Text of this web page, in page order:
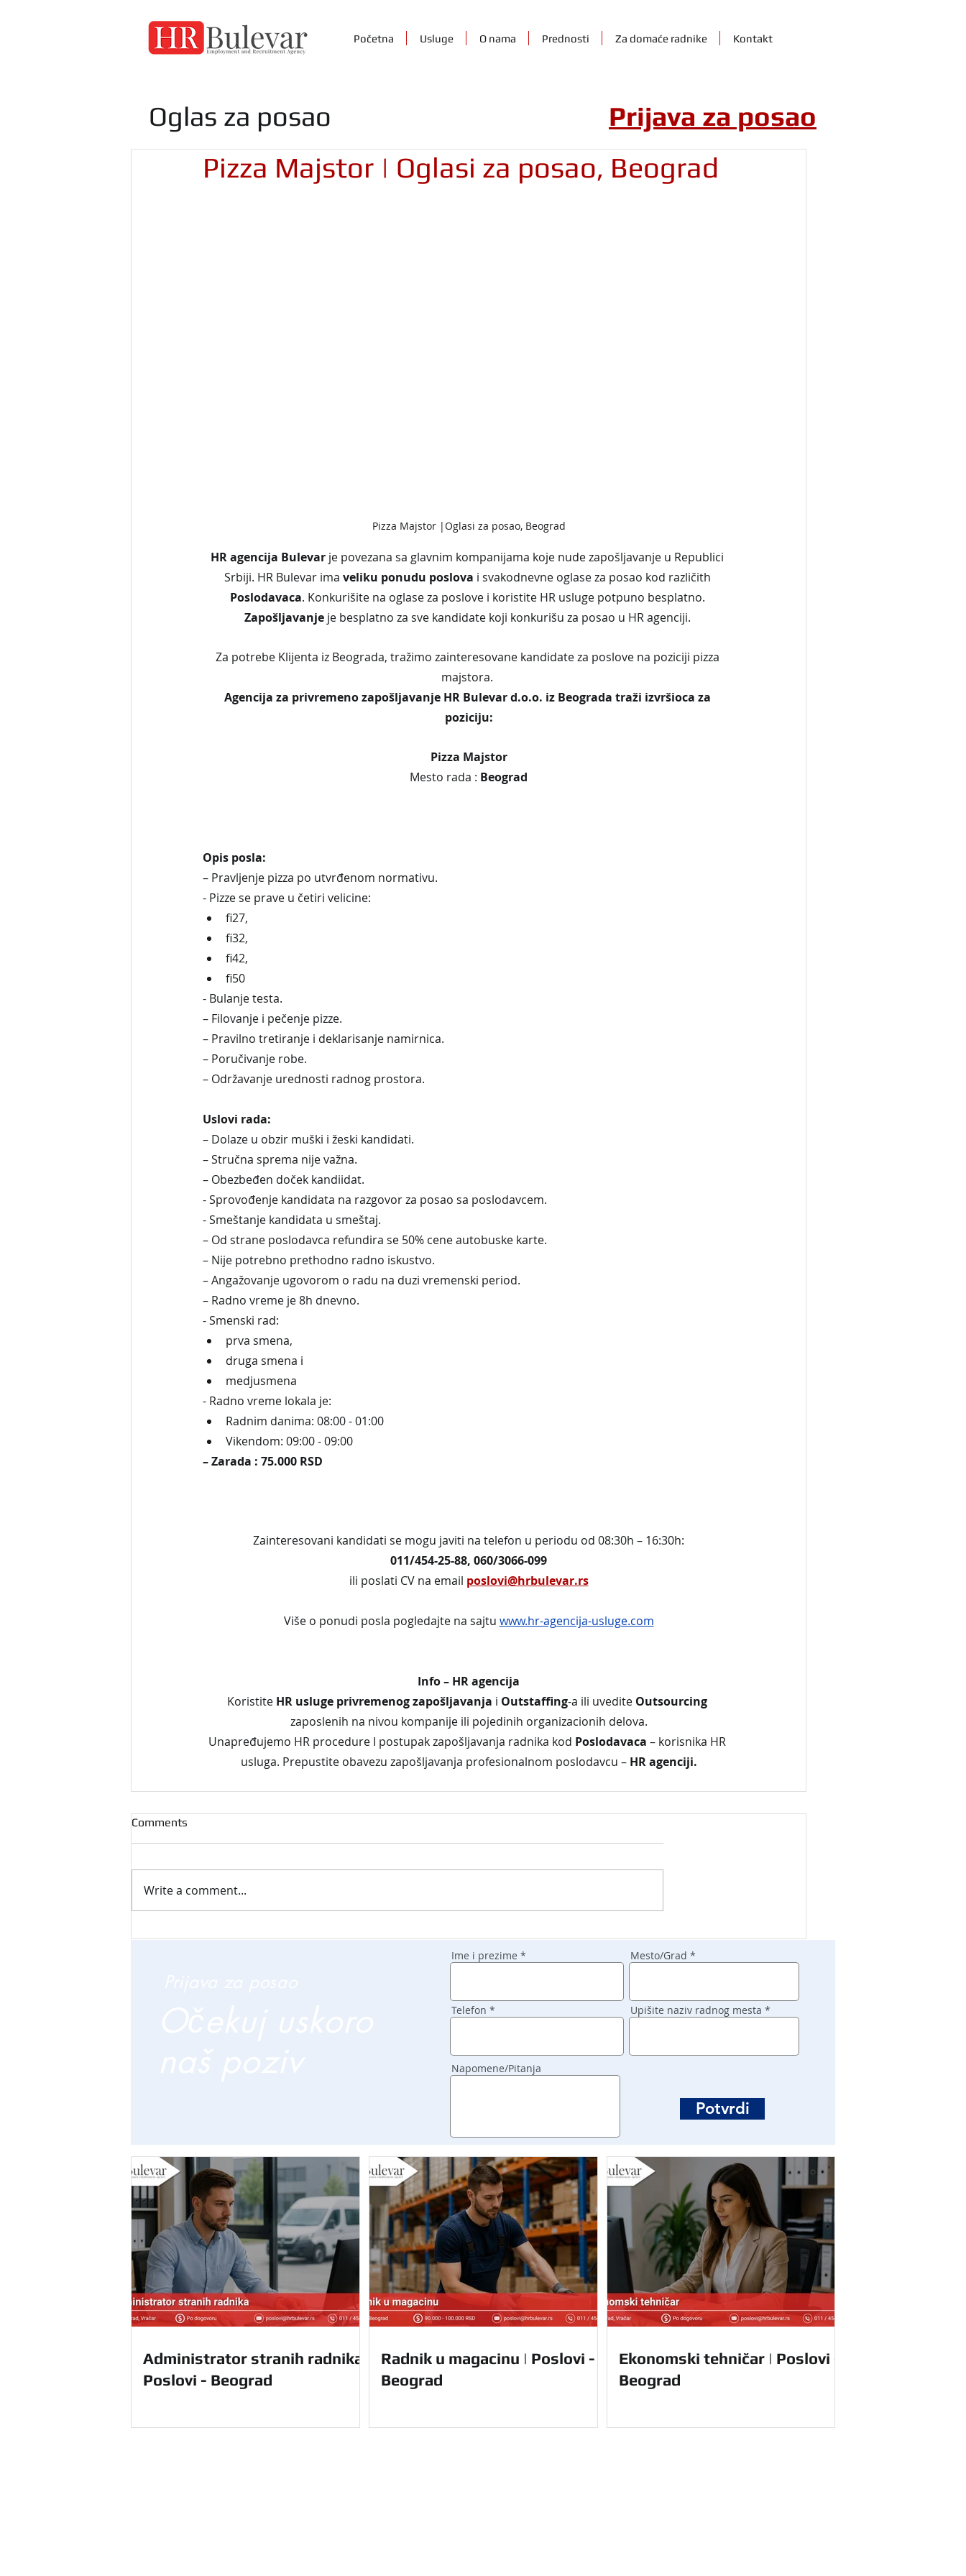
Početna Usluge O nama Prednosti Za domaće radnike Kontakt
Pizza Majstor | Oglasi za posao, Beograd
Pizza Majstor |Oglasi za posao, Beograd
HR agencija Bulevar je povezana sa glavnim kompanijama koje nude zapošljavanje u Republici
Srbiji. HR Bulevar ima veliku ponudu poslova i svakodnevne oglase za posao kod različith
Poslodavaca. Konkurišite na oglase za poslove i koristite HR usluge potpuno besplatno.
Zapošljavanje je besplatno za sve kandidate koji konkurišu za posao u HR agenciji.
Za potrebe Klijenta iz Beograda, tražimo zainteresovane kandidate za poslove na poziciji pizza
majstora.
Agencija za privremeno zapošljavanje HR Bulevar d.o.o. iz Beograda traži izvršioca za
poziciju:
Pizza Majstor
Mesto rada : Beograd
Opis posla:
– Pravljenje pizza po utvrđenom normativu.
- Pizze se prave u četiri velicine:
fi27,
fi32,
fi42,
fi50
- Bulanje testa.
– Filovanje i pečenje pizze.
– Pravilno tretiranje i deklarisanje namirnica.
– Poručivanje robe.
– Održavanje urednosti radnog prostora.
Uslovi rada:
– Dolaze u obzir muški i žeski kandidati.
– Stručna sprema nije važna.
– Obezbeđen doček kandiidat.
- Sprovođenje kandidata na razgovor za posao sa poslodavcem.
- Smeštanje kandidata u smeštaj.
– Od strane poslodavca refundira se 50% cene autobuske karte.
– Nije potrebno prethodno radno iskustvo.
– Angažovanje ugovorom o radu na duzi vremenski period.
– Radno vreme je 8h dnevno.
- Smenski rad:
prva smena,
druga smena i
medjusmena
- Radno vreme lokala je:
Radnim danima: 08:00 - 01:00
Vikendom: 09:00 - 09:00
– Zarada : 75.000 RSD
Zainteresovani kandidati se mogu javiti na telefon u periodu od 08:30h – 16:30h:
011/454-25-88, 060/3066-099
ili poslati CV na email poslovi@hrbulevar.rs
Više o ponudi posla pogledajte na sajtu www.hr-agencija-usluge.com
Info – HR agencija
Koristite HR usluge privremenog zapošljavanja i Outstaffing-a ili uvedite Outsourcing
zaposlenih na nivou kompanije ili pojedinih organizacionih delova.
Unapređujemo HR procedure I postupak zapošljavanja radnika kod Poslodavaca – korisnika HR
usluga. Prepustite obavezu zapošljavanja profesionalnom poslodavcu – HR agenciji.
Comments
Write a comment...
Oglas za posao Prijava za posao
Ime i prezime
Telefon
Napomene/Pitanja
Mesto/Grad
Upišite naziv radnog mesta
Potvrdi
Administrator stranih radnika |
Poslovi - Beograd
Radnik u magacinu | Poslovi -
Beograd
Ekonomski tehničar | Poslovi -
Beograd